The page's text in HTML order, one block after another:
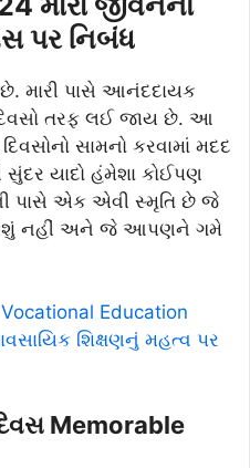
પર નિબંધ
મારી પાસે આનંદદાયક
દિવસો તરફ લઈ જાય છે. આ
સામનો કરવામાં મદદ
સુંદર યાદો હંમેશા કોઈપણ
પાસે એક એવી સ્મૃતિ છે જે
નહીં અને જે આપણને ગમે
Education
શિક્ષણનું મહત્વ પર
Memorable